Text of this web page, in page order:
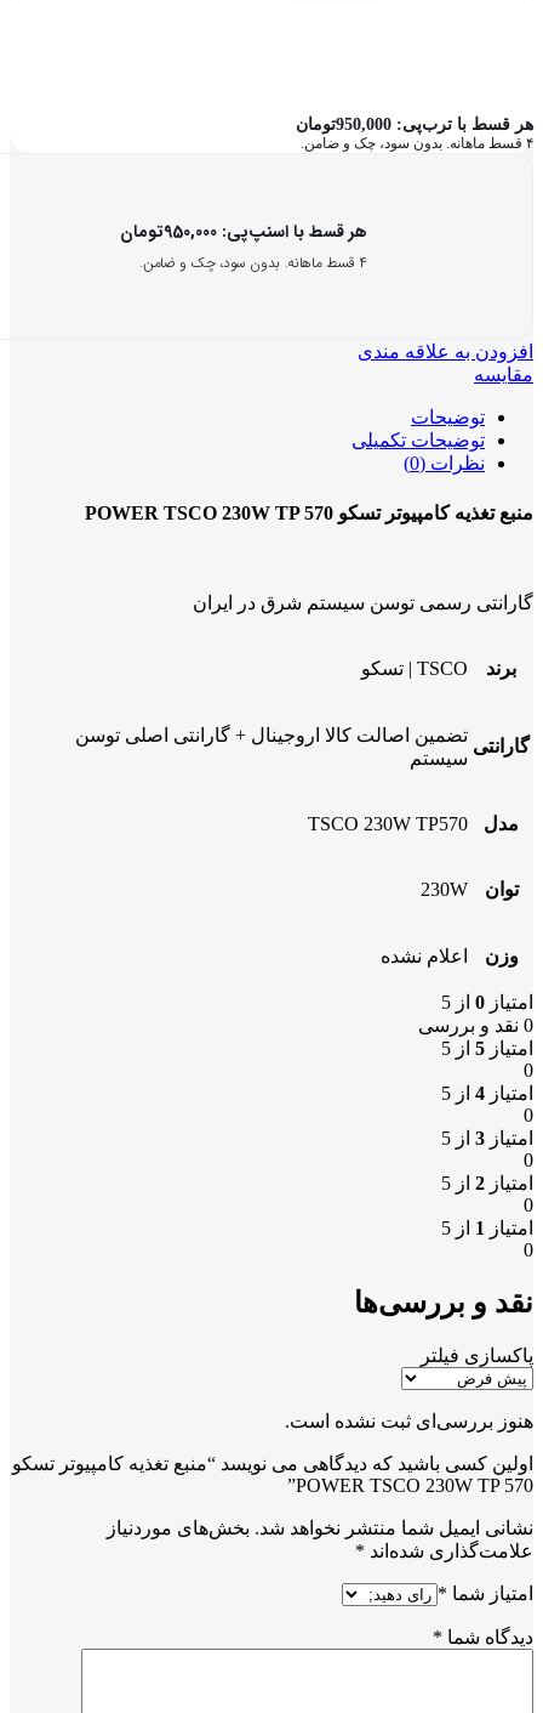
هر قسط با ترب‌پی: 950,000تومان
۴ قسط ماهانه. بدون سود، چک و ضامن.
هر قسط با اسنپ‌پی: 950,000تومان
۴ قسط ماهانه. بدون سود، چک و ضامن.
افزودن به علاقه مندی
مقایسه
توضیحات
توضیحات تکمیلی
نظرات (0)
منبع تغذیه کامپیوتر تسکو POWER TSCO 230W TP 570
گارانتی رسمی توسن سیستم شرق در ایران
برند TSCO | تسکو
گارانتی
تضمین اصالت کالا اروجینال + گارانتی اصلی توسن
سیستم
مدل TSCO 230W TP570
توان 230W
وزن اعلام نشده
امتیاز 0 از 5
0 نقد و بررسی
امتیاز 5 از 5
0
امتیاز 4 از 5
0
امتیاز 3 از 5
0
امتیاز 2 از 5
0
امتیاز 1 از 5
0
نقد و بررسی‌ها
پاکسازی فیلتر
هنوز بررسی‌ای ثبت نشده است.
اولین کسی باشید که دیدگاهی می نویسد “منبع تغذیه کامپیوتر تسکو
POWER TSCO 230W TP 570”
نشانی ایمیل شما منتشر نخواهد شد. بخش‌های موردنیاز
علامت‌گذاری شده‌اند *
امتیاز شما *
دیدگاه شما *